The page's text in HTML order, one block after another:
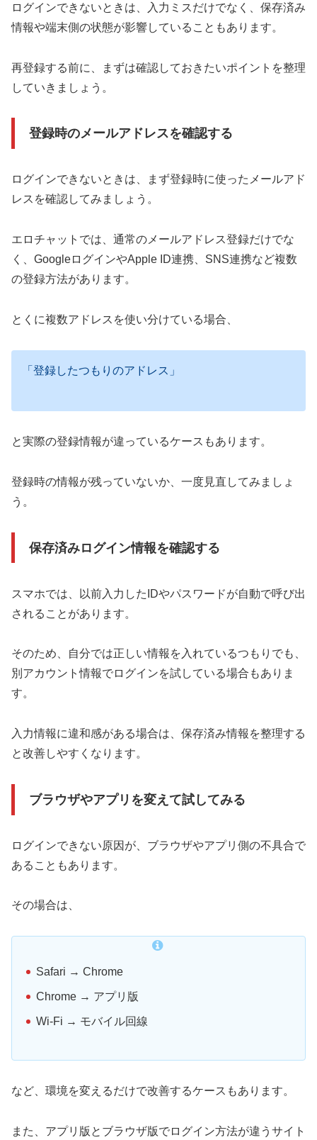
ログインできないときは、入力ミスだけでなく、保存済み
情報や端末側の状態が影響していることもあります。
再登録する前に、まずは確認しておきたいポイントを整理
していきましょう。
登録時のメールアドレスを確認する
ログインできないときは、まず登録時に使ったメールアド
レスを確認してみましょう。
エロチャットでは、通常のメールアドレス登録だけでな
く、GoogleログインやApple ID連携、SNS連携など複数
の登録方法があります。
とくに複数アドレスを使い分けている場合、
「登録したつもりのアドレス」
と実際の登録情報が違っているケースもあります。
登録時の情報が残っていないか、一度見直してみましょ
う。
保存済みログイン情報を確認する
スマホでは、以前入力したIDやパスワードが自動で呼び出
されることがあります。
そのため、自分では正しい情報を入れているつもりでも、
別アカウント情報でログインを試している場合もありま
す。
入力情報に違和感がある場合は、保存済み情報を整理する
と改善しやすくなります。
ブラウザやアプリを変えて試してみる
ログインできない原因が、ブラウザやアプリ側の不具合で
あることもあります。
その場合は、
Safari → Chrome
Chrome → アプリ版
Wi-Fi → モバイル回線
など、環境を変えるだけで改善するケースもあります。
また、アプリ版とブラウザ版でログイン方法が違うサイト